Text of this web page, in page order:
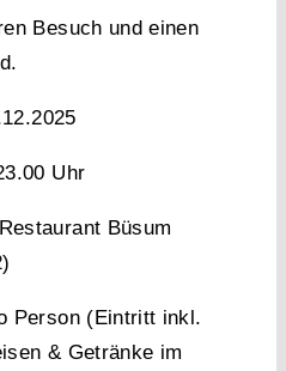
Besuch und einen
Uhr
Büsum
Person (Eintritt inkl.
& Getränke im